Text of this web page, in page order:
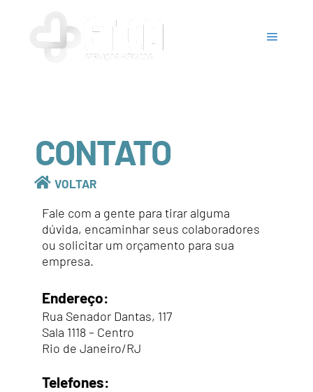
CONTATO
VOLTAR
Fale com a gente para tirar alguma
dúvida, encaminhar seus colaboradores
ou solicitar um orçamento para sua
empresa.
Endereço:
Rua Senador Dantas, 117
Sala 1118 – Centro
Rio de Janeiro/RJ
Telefones: